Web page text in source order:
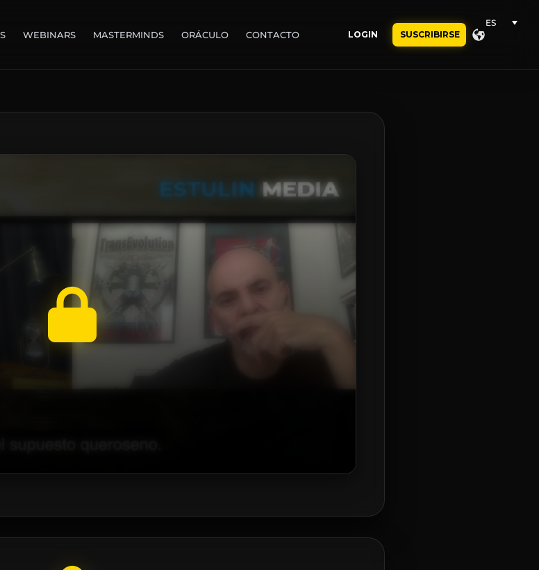
WEBINARS MASTERMINDS ORÁCULO CONTACTO LOGIN SUSCRIBIRSE
ES